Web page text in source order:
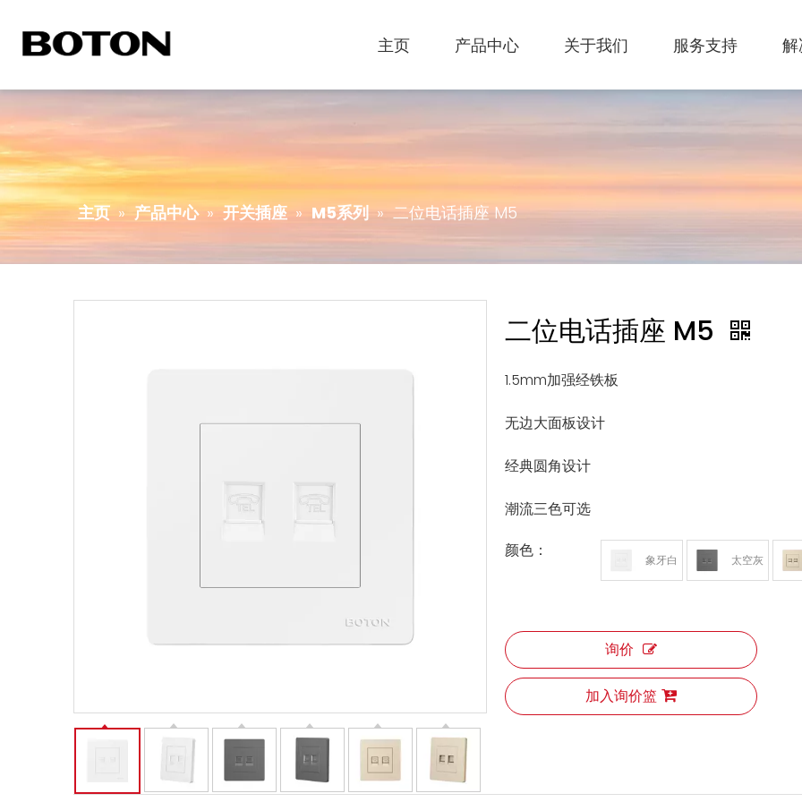
主页 产品中心 关于我们 服务支持
主页 » 产品中心 » 开关插座 » M5系列 » 二位电话插座 M5
二位电话插座 M5
1.5mm加强经铁板
无边大面板设计
经典圆角设计
潮流三色可选
颜色：
象牙白 太空灰
询价
加入询价篮